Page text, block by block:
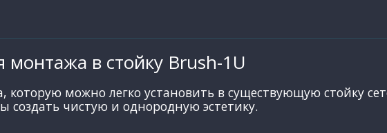
монтажа в стойку Brush-1U
которую можно легко установить в существующую стойку
создать чистую и однородную эстетику.